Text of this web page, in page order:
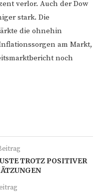
verlor. Auch der Dow
stark. Die
die ohnehin
am Markt,
noch
TROTZ POSITIVER